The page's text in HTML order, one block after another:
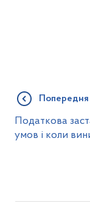
Попередня
Податкова
умов і коли